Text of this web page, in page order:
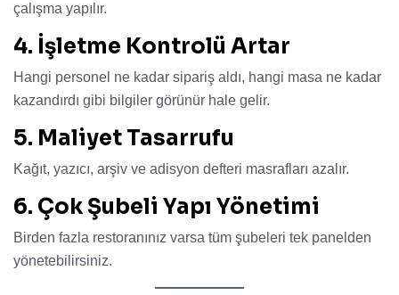
çalışma yapılır.
4. İşletme Kontrolü Artar
Hangi personel ne kadar sipariş aldı, hangi masa ne kadar
kazandırdı gibi bilgiler görünür hale gelir.
5. Maliyet Tasarrufu
Kağıt, yazıcı, arşiv ve adisyon defteri masrafları azalır.
6. Çok Şubeli Yapı Yönetimi
Birden fazla restoranınız varsa tüm şubeleri tek panelden
yönetebilirsiniz.